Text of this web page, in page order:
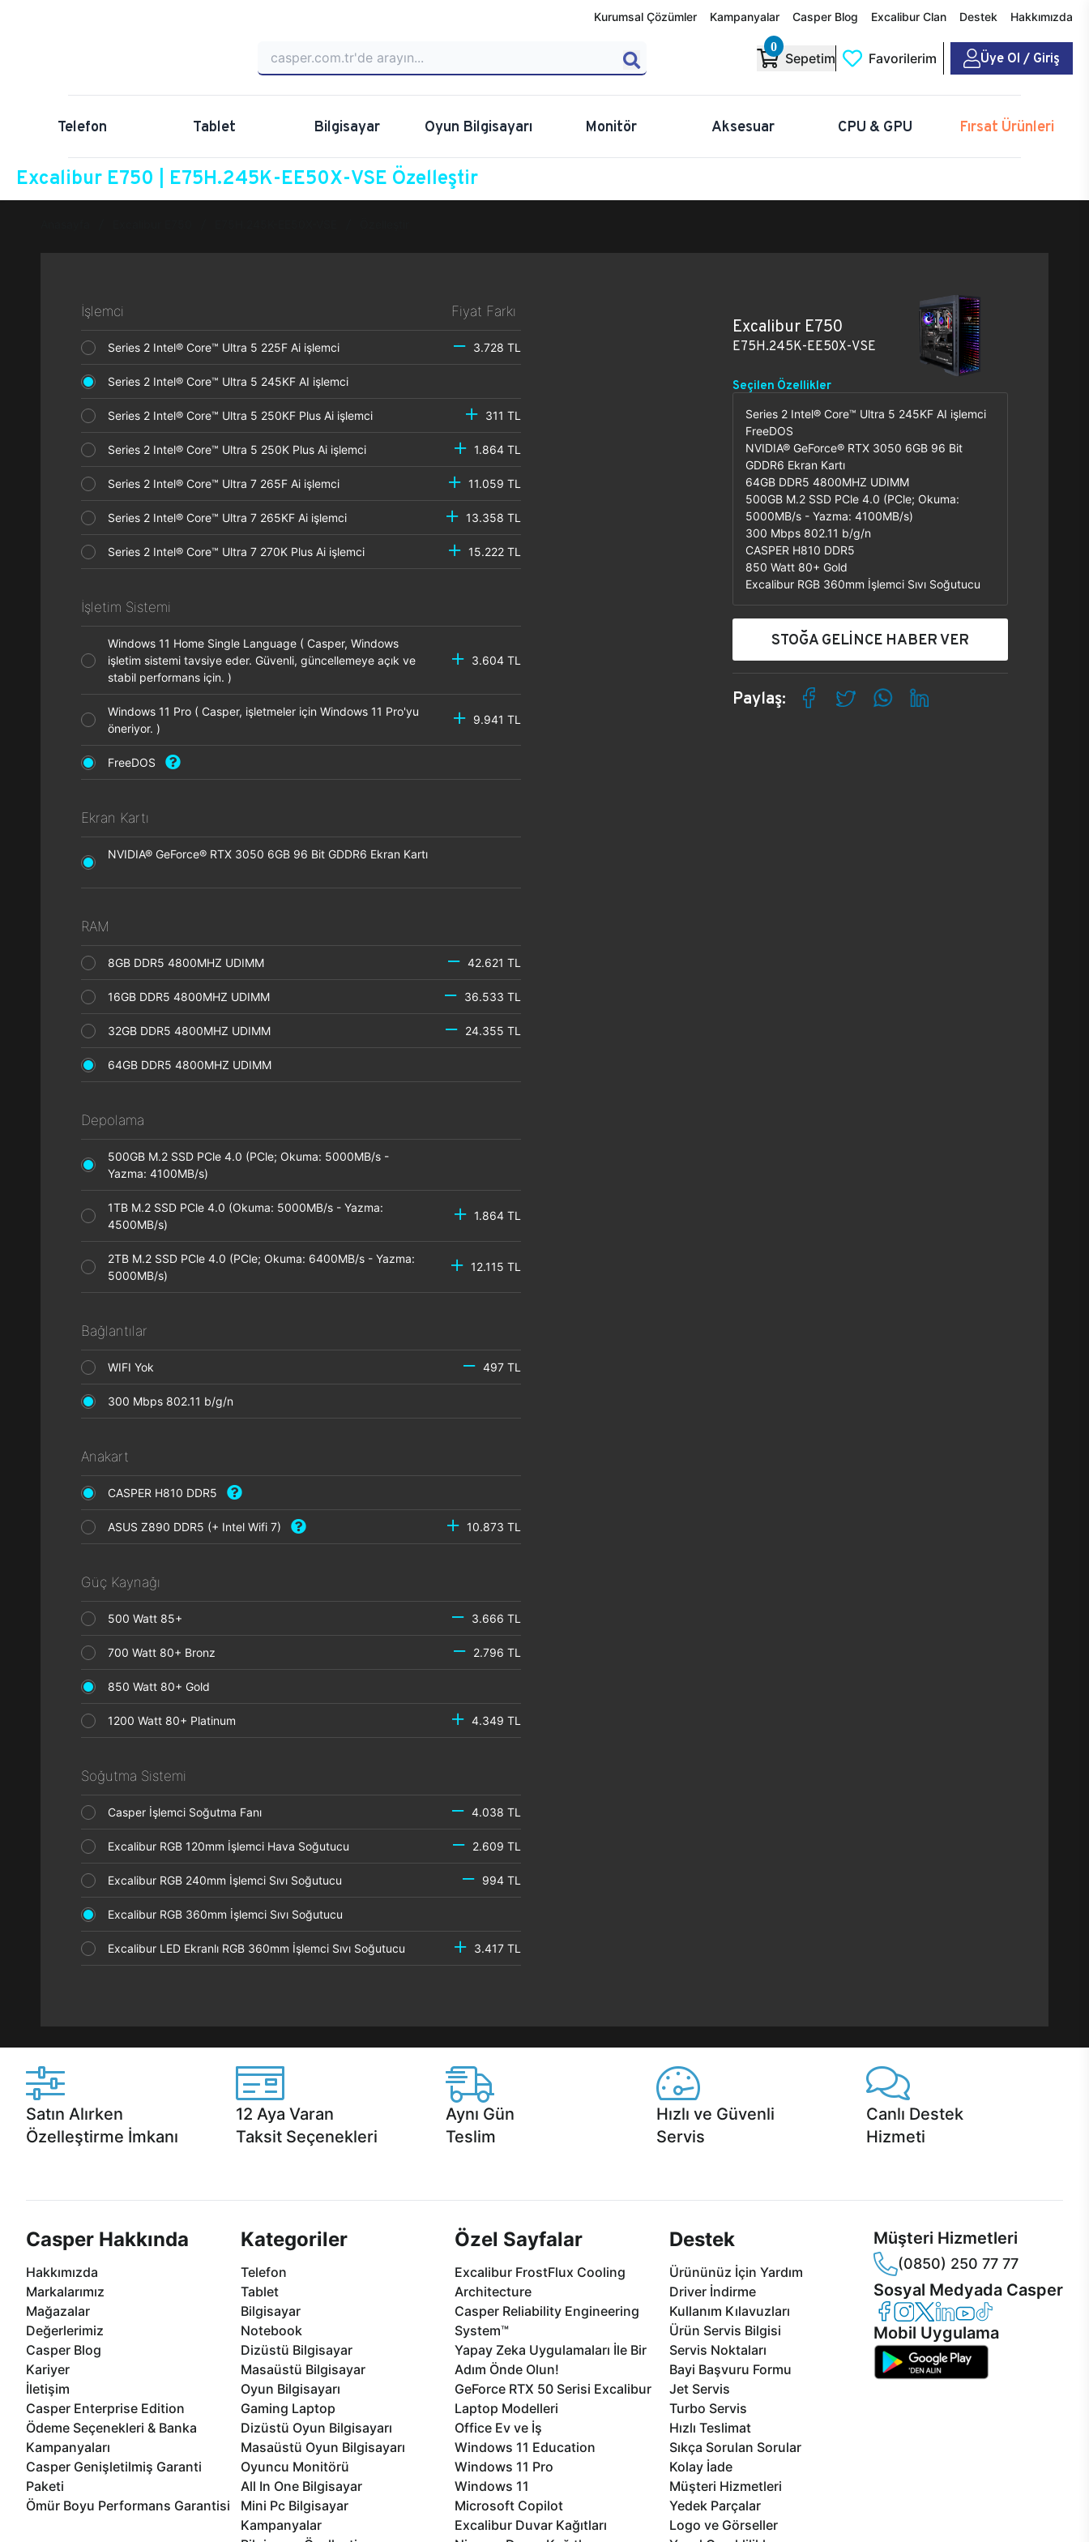
Kurumsal Çözümler Kampanyalar Casper Blog Excalibur Clan Destek Hakkımızda
0
Sepetim Favorilerim Üye Ol / Giriş
Telefon Tablet Bilgisayar Oyun Bilgisayarı Monitör Aksesuar CPU & GPU Fırsat Ürünleri
Excalibur E750 | E75H.245K-EE50X-VSE Özelleştir
İşlemci Fiyat Farkı
Series 2 Intel® Core™ Ultra 5 225F Ai işlemci 3.728 TL
Series 2 Intel® Core™ Ultra 5 245KF AI işlemci
Series 2 Intel® Core™ Ultra 5 250KF Plus Ai işlemci 311 TL
Series 2 Intel® Core™ Ultra 5 250K Plus Ai işlemci 1.864 TL
Series 2 Intel® Core™ Ultra 7 265F Ai işlemci 11.059 TL
Series 2 Intel® Core™ Ultra 7 265KF Ai işlemci 13.358 TL
Series 2 Intel® Core™ Ultra 7 270K Plus Ai işlemci 15.222 TL
İşletim Sistemi
Windows 11 Home Single Language ( Casper, Windows
işletim sistemi tavsiye eder. Güvenli, güncellemeye açık ve
stabil performans için. )
3.604 TL
Windows 11 Pro ( Casper, işletmeler için Windows 11 Pro'yu
öneriyor. )
9.941 TL
FreeDOS
Ekran Kartı
NVIDIA® GeForce® RTX 3050 6GB 96 Bit GDDR6 Ekran Kartı
RAM
8GB DDR5 4800MHZ UDIMM 42.621 TL
16GB DDR5 4800MHZ UDIMM 36.533 TL
32GB DDR5 4800MHZ UDIMM 24.355 TL
64GB DDR5 4800MHZ UDIMM
Depolama
500GB M.2 SSD PCle 4.0 (PCle; Okuma: 5000MB/s -
Yazma: 4100MB/s)
1TB M.2 SSD PCle 4.0 (Okuma: 5000MB/s - Yazma:
4500MB/s)
1.864 TL
2TB M.2 SSD PCle 4.0 (PCle; Okuma: 6400MB/s - Yazma:
5000MB/s)
12.115 TL
Bağlantılar
WIFI Yok 497 TL
300 Mbps 802.11 b/g/n
Anakart
CASPER H810 DDR5
ASUS Z890 DDR5 (+ Intel Wifi 7) 10.873 TL
Güç Kaynağı
500 Watt 85+ 3.666 TL
700 Watt 80+ Bronz 2.796 TL
850 Watt 80+ Gold
1200 Watt 80+ Platinum 4.349 TL
Soğutma Sistemi
Casper İşlemci Soğutma Fanı 4.038 TL
Excalibur RGB 120mm İşlemci Hava Soğutucu 2.609 TL
Excalibur RGB 240mm İşlemci Sıvı Soğutucu 994 TL
Excalibur RGB 360mm İşlemci Sıvı Soğutucu
Excalibur LED Ekranlı RGB 360mm İşlemci Sıvı Soğutucu 3.417 TL
Excalibur E750
E75H.245K-EE50X-VSE
Seçilen Özellikler
Series 2 Intel® Core™ Ultra 5 245KF AI işlemci
FreeDOS
NVIDIA® GeForce® RTX 3050 6GB 96 Bit
GDDR6 Ekran Kartı
64GB DDR5 4800MHZ UDIMM
500GB M.2 SSD PCle 4.0 (PCle; Okuma:
5000MB/s - Yazma: 4100MB/s)
300 Mbps 802.11 b/g/n
CASPER H810 DDR5
850 Watt 80+ Gold
Excalibur RGB 360mm İşlemci Sıvı Soğutucu
STOĞA GELİNCE HABER VER
Paylaş:
Satın Alırken
Özelleştirme İmkanı
12 Aya Varan
Taksit Seçenekleri
Aynı Gün
Teslim
Hızlı ve Güvenli
Servis
Canlı Destek
Hizmeti
Casper Hakkında
Hakkımızda
Markalarımız
Mağazalar
Değerlerimiz
Casper Blog
Kariyer
İletişim
Casper Enterprise Edition
Ödeme Seçenekleri & Banka
Kampanyaları
Casper Genişletilmiş Garanti
Paketi
Ömür Boyu Performans Garantisi
Kategoriler
Telefon
Tablet
Bilgisayar
Notebook
Dizüstü Bilgisayar
Masaüstü Bilgisayar
Oyun Bilgisayarı
Gaming Laptop
Dizüstü Oyun Bilgisayarı
Masaüstü Oyun Bilgisayarı
Oyuncu Monitörü
All In One Bilgisayar
Mini Pc Bilgisayar
Kampanyalar
Özel Sayfalar
Excalibur FrostFlux Cooling
Architecture
Casper Reliability Engineering
System™
Yapay Zeka Uygulamaları İle Bir
Adım Önde Olun!
GeForce RTX 50 Serisi Excalibur
Laptop Modelleri
Office Ev ve İş
Windows 11 Education
Windows 11 Pro
Windows 11
Microsoft Copilot
Excalibur Duvar Kağıtları
Destek
Ürününüz İçin Yardım
Driver İndirme
Kullanım Kılavuzları
Ürün Servis Bilgisi
Servis Noktaları
Bayi Başvuru Formu
Jet Servis
Turbo Servis
Hızlı Teslimat
Sıkça Sorulan Sorular
Kolay İade
Müşteri Hizmetleri
Yedek Parçalar
Logo ve Görseller
Müşteri Hizmetleri
(0850) 250 77 77
Sosyal Medyada Casper
Casper Facebook
Casper Instagram
Casper Twitter
Casper LinkedIn
Casper YouTube
Casper TikTok
Mobil Uygulama